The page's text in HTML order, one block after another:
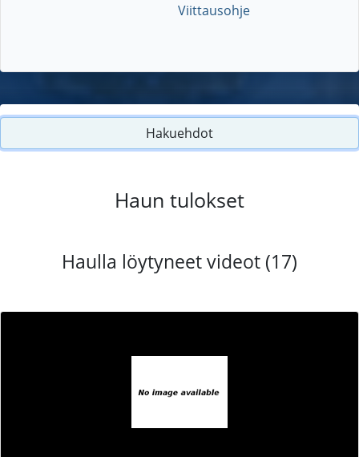
Viittausohje
Hakuehdot
Haun tulokset
Haulla löytyneet videot (17)